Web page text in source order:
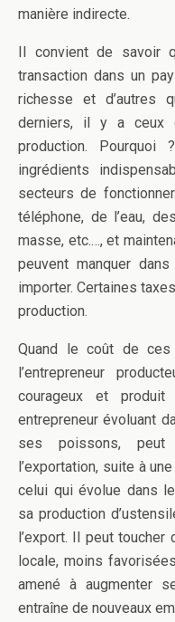
manière indirecte.
Il convient de savoir
transaction dans un
richesse et d’autres
derniers, il y a ceux
production. Pourquoi
ingrédients
secteurs de
téléphone, de l’eau,
masse, etc.…, et
peuvent manquer
importer. Certaines
production.
Quand le coût de
l’entrepreneur
courageux et
entrepreneur évoluant
ses poissons, peut
l’exportation, suite à
celui qui évolue dans
sa production
l’export. Il peut toucher
locale, moins
amené à augmenter
entraîne de nouveaux